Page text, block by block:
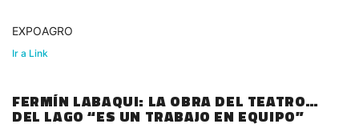
EXPOAGRO
Ir a Link
FERMÍN LABAQUI: LA OBRA DEL TEATRO
DEL LAGO “ES UN TRABAJO EN EQUIPO”